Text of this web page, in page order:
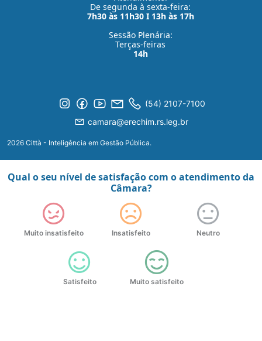
De segunda à sexta-feira:
7h30 às 11h30 I 13h às 17h
Sessão Plenária:
Terças-feiras
14h
(54) 2107-7100
camara@erechim.rs.leg.br
2026 Città - Inteligência em Gestão Pública.
Qual o seu nível de satisfação com o atendimento da
Câmara?
Muito insatisfeito Insatisfeito Neutro
Satisfeito Muito satisfeito